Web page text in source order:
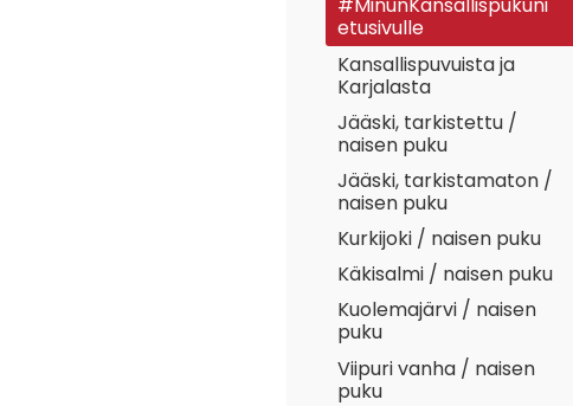
#MinunKansallispukuni
etusivulle
Kansallispuvuista ja
Karjalasta
Jääski, tarkistettu /
naisen puku
Jääski, tarkistamaton /
naisen puku
Kurkijoki / naisen puku
Käkisalmi / naisen puku
Kuolemajärvi / naisen
puku
Viipuri vanha / naisen
puku